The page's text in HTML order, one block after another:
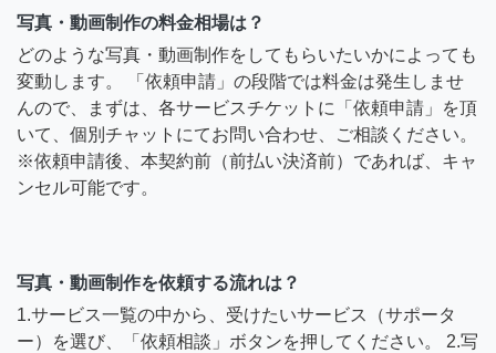
写真・動画制作の料金相場は？
どのような写真・動画制作をしてもらいたいかによっても
変動します。 「依頼申請」の段階では料金は発生しませ
んので、まずは、各サービスチケットに「依頼申請」を頂
いて、個別チャットにてお問い合わせ、ご相談ください。
※依頼申請後、本契約前（前払い決済前）であれば、キャ
ンセル可能です。
写真・動画制作を依頼する流れは？
1.サービス一覧の中から、受けたいサービス（サポータ
ー）を選び、「依頼相談」ボタンを押してください。 2.写